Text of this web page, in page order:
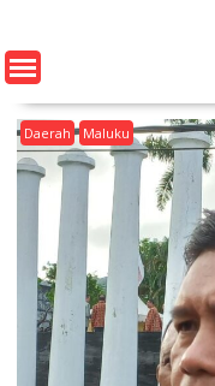
e
n
Daerah Maluku